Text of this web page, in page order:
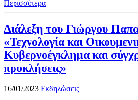
Περισσότερα
Διάλεξη του Γιώργου
«Τεχνολογία και
Κυβερνοέγκλημα και
προκλήσεις»
16/01/2023 Εκδηλώσεις